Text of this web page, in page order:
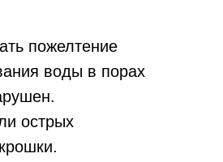
пожелтение
воды в порах
острых